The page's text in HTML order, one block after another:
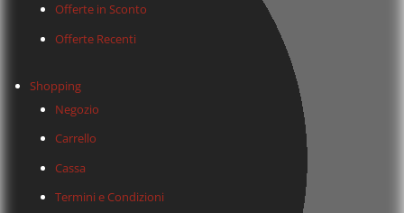
Offerte in Sconto
Offerte Recenti
Shopping
Negozio
Carrello
Cassa
Termini e Condizioni